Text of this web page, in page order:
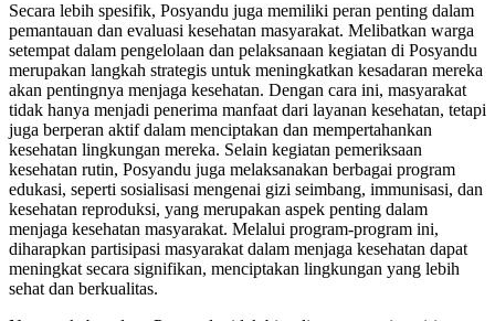
Secara lebih spesifik, Posyandu juga memiliki peran penting dalam
pemantauan dan evaluasi kesehatan masyarakat. Melibatkan warga
setempat dalam pengelolaan dan pelaksanaan kegiatan di Posyandu
merupakan langkah strategis untuk meningkatkan kesadaran mereka
akan pentingnya menjaga kesehatan. Dengan cara ini, masyarakat
tidak hanya menjadi penerima manfaat dari layanan kesehatan, tetapi
juga berperan aktif dalam menciptakan dan mempertahankan
kesehatan lingkungan mereka. Selain kegiatan pemeriksaan
kesehatan rutin, Posyandu juga melaksanakan berbagai program
edukasi, seperti sosialisasi mengenai gizi seimbang, immunisasi, dan
kesehatan reproduksi, yang merupakan aspek penting dalam
menjaga kesehatan masyarakat. Melalui program-program ini,
diharapkan partisipasi masyarakat dalam menjaga kesehatan dapat
meningkat secara signifikan, menciptakan lingkungan yang lebih
sehat dan berkualitas.